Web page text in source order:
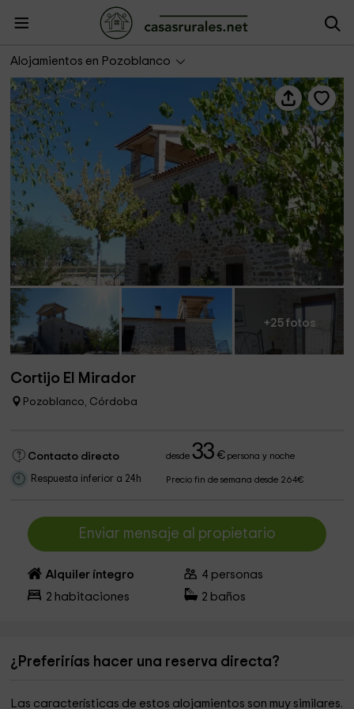
Alojamientos en Pozoblanco
+25 fotos
Cortijo El Mirador
Pozoblanco, Córdoba
Contacto directo desde33 €persona y noche
Respuesta inferior a 24h Precio fin de semana desde 264€
Enviar mensaje al propietario
Alquiler íntegro 4 personas
2 habitaciones 2 baños
¿Preferirías hacer una reserva directa?
Las características de estos alojamientos son muy similares.